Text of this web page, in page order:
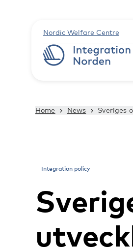
Nordic Welfare Centre
Home News Sveriges
Integration policy